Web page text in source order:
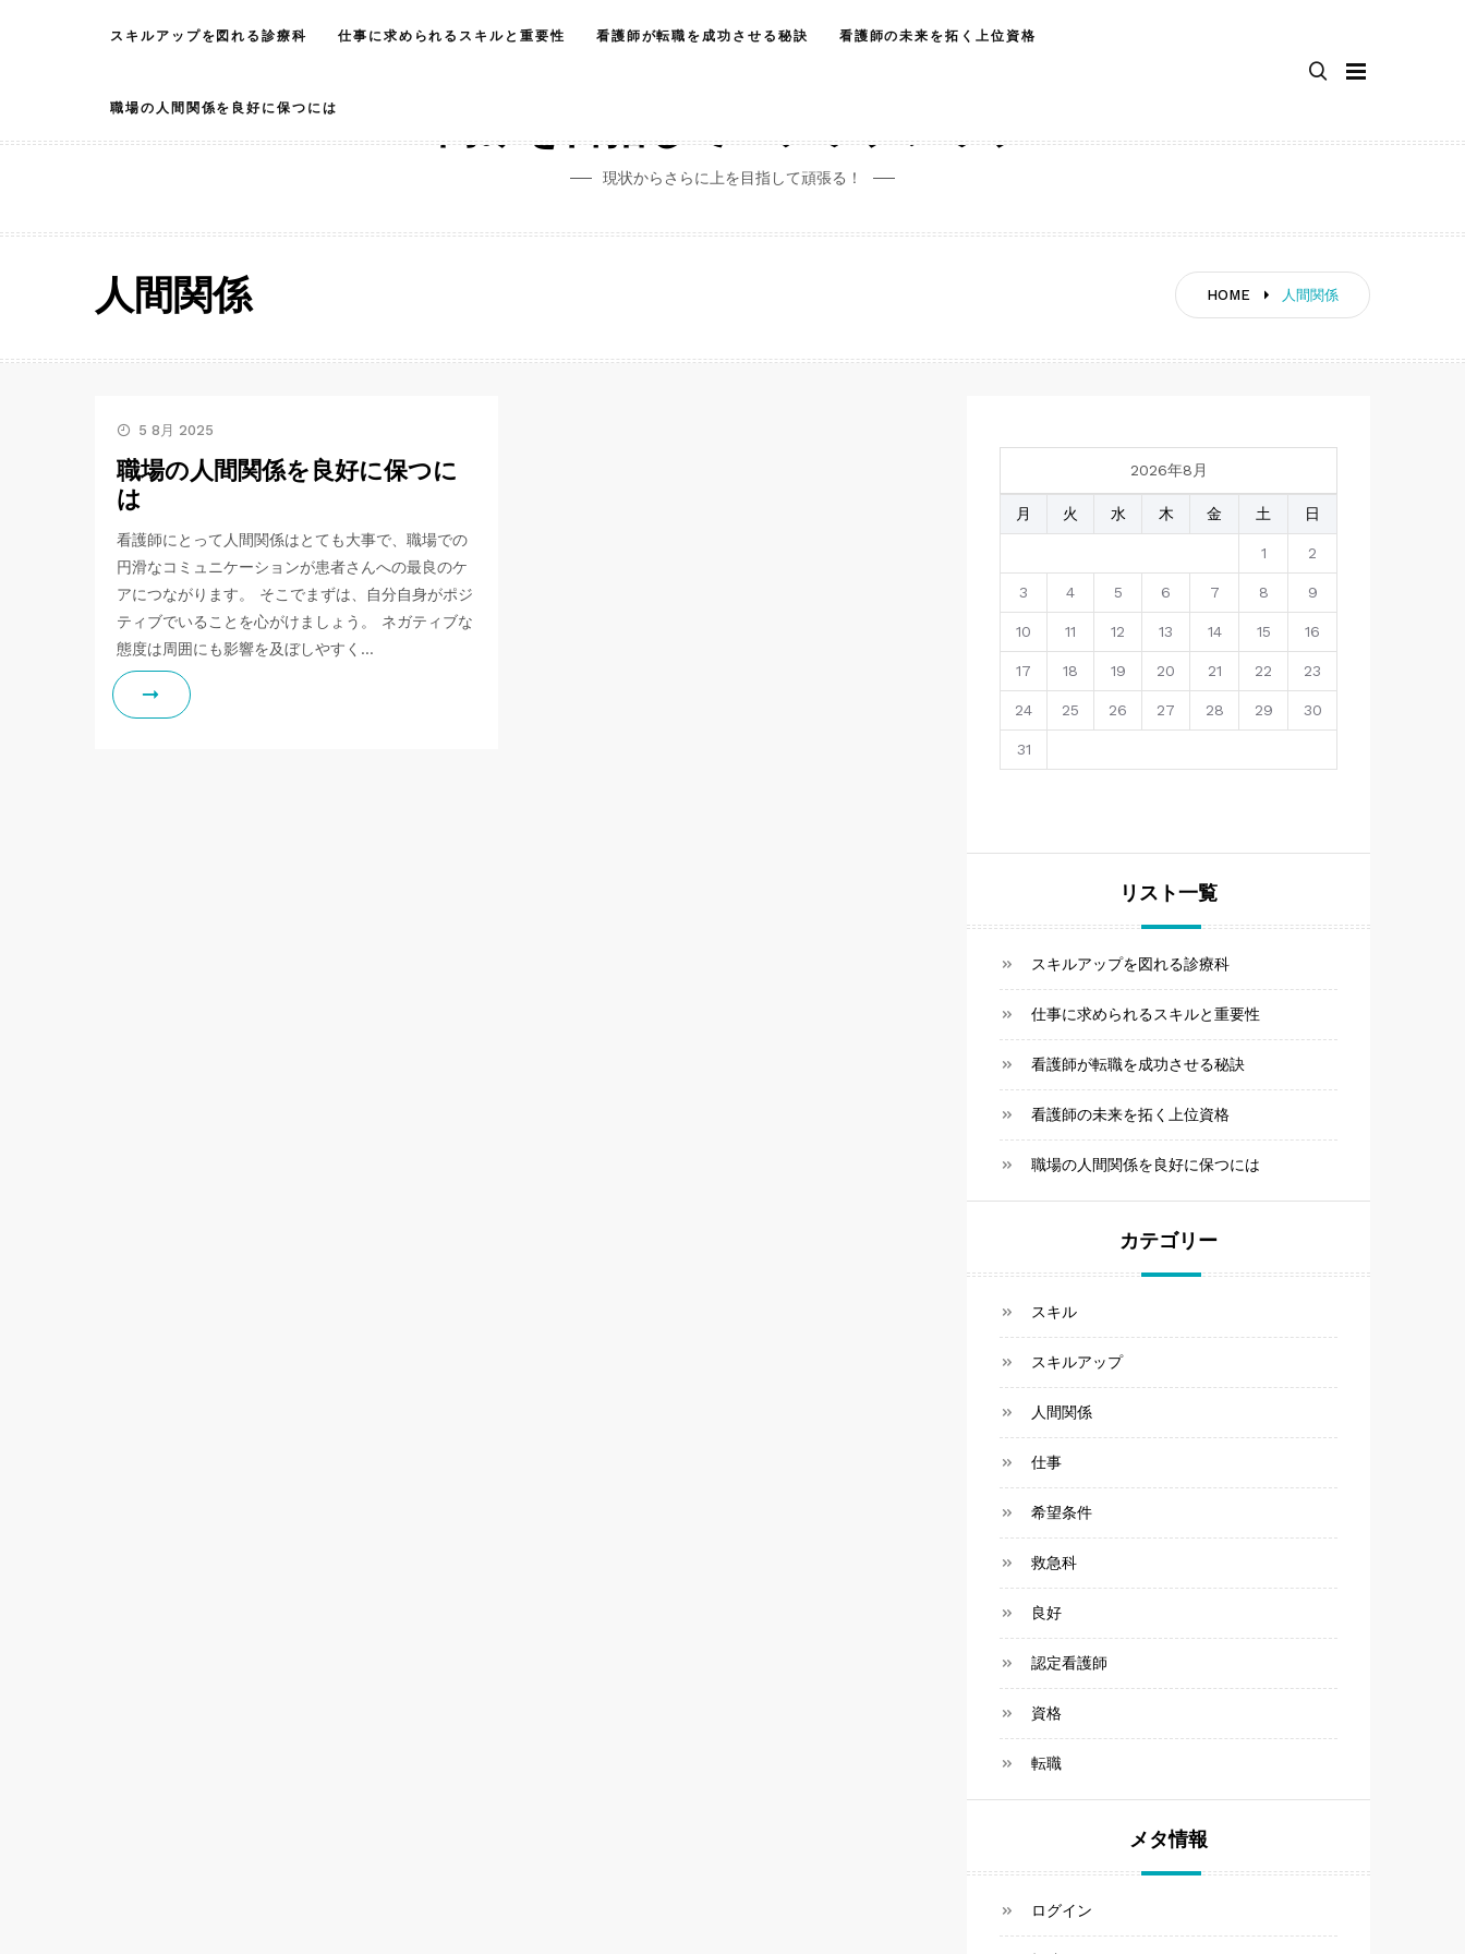
スキルアップを図れる診療科 仕事に求められるスキルと重要性 看護師が転職を成功させる秘訣 看護師の未来を拓く上位資格
職場の人間関係を良好に保つには
高みを目指してステップアップ
現状からさらに上を目指して頑張る！
HOME 人間関係
人間関係
5 8月 2025
職場の人間関係を良好に保つに
は
看護師にとって人間関係はとても大事で、職場での
円滑なコミュニケーションが患者さんへの最良のケ
アにつながります。 そこでまずは、自分自身がポジ
ティブでいることを心がけましょう。 ネガティブな
態度は周囲にも影響を及ぼしやすく…
2026年8月
月 火 水 木 金 土 日
1 2
3 4 5 6 7 8 9
10 11 12 13 14 15 16
17 18 19 20 21 22 23
24 25 26 27 28 29 30
31
リスト一覧
スキルアップを図れる診療科
仕事に求められるスキルと重要性
看護師が転職を成功させる秘訣
看護師の未来を拓く上位資格
職場の人間関係を良好に保つには
カテゴリー
スキル
スキルアップ
人間関係
仕事
希望条件
救急科
良好
認定看護師
資格
転職
メタ情報
ログイン